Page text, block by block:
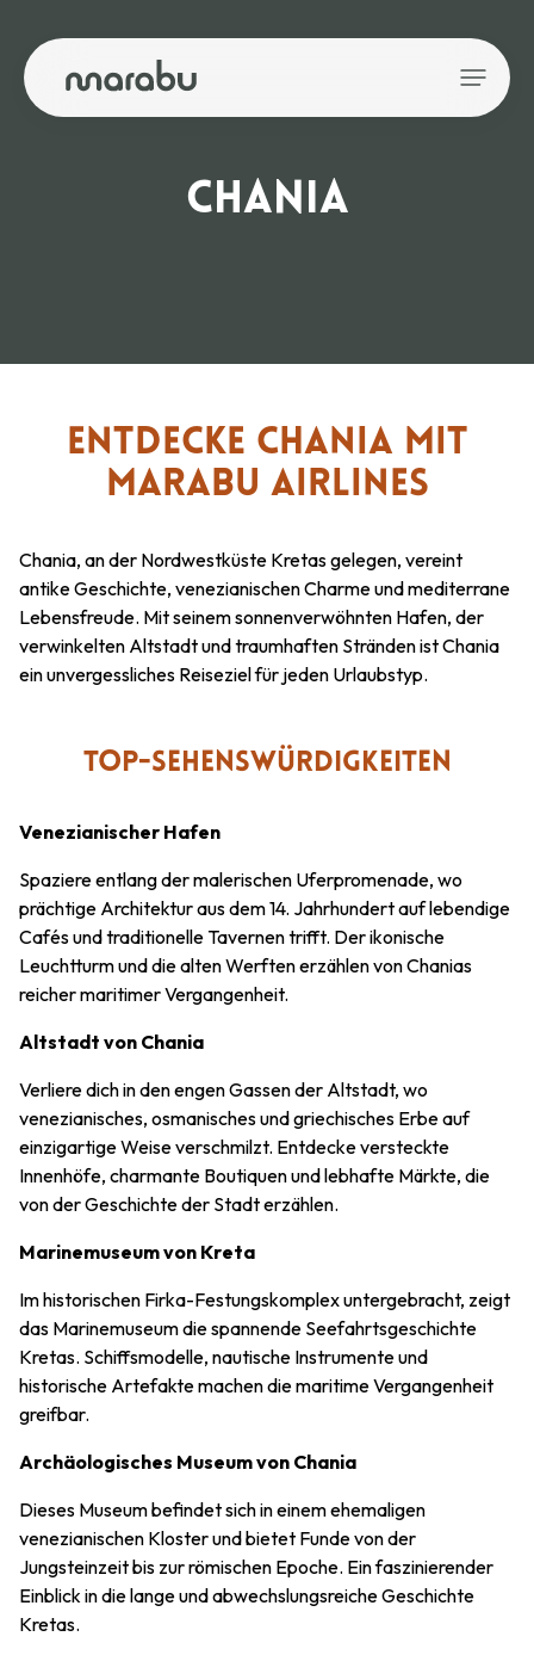
CHANIA
ENTDECKE CHANIA MIT
MARABU AIRLINES
Chania, an der Nordwestküste Kretas gelegen, vereint
antike Geschichte, venezianischen Charme und mediterrane
Lebensfreude. Mit seinem sonnenverwöhnten Hafen, der
verwinkelten Altstadt und traumhaften Stränden ist Chania
ein unvergessliches Reiseziel für jeden Urlaubstyp.
TOP-SEHENSWÜRDIGKEITEN
Venezianischer Hafen
Spaziere entlang der malerischen Uferpromenade, wo
prächtige Architektur aus dem 14. Jahrhundert auf lebendige
Cafés und traditionelle Tavernen trifft. Der ikonische
Leuchtturm und die alten Werften erzählen von Chanias
reicher maritimer Vergangenheit.
Altstadt von Chania
Verliere dich in den engen Gassen der Altstadt, wo
venezianisches, osmanisches und griechisches Erbe auf
einzigartige Weise verschmilzt. Entdecke versteckte
Innenhöfe, charmante Boutiquen und lebhafte Märkte, die
von der Geschichte der Stadt erzählen.
Marinemuseum von Kreta
Im historischen Firka-Festungskomplex untergebracht, zeigt
das Marinemuseum die spannende Seefahrtsgeschichte
Kretas. Schiffsmodelle, nautische Instrumente und
historische Artefakte machen die maritime Vergangenheit
greifbar.
Archäologisches Museum von Chania
Dieses Museum befindet sich in einem ehemaligen
venezianischen Kloster und bietet Funde von der
Jungsteinzeit bis zur römischen Epoche. Ein faszinierender
Einblick in die lange und abwechslungsreiche Geschichte
Kretas.